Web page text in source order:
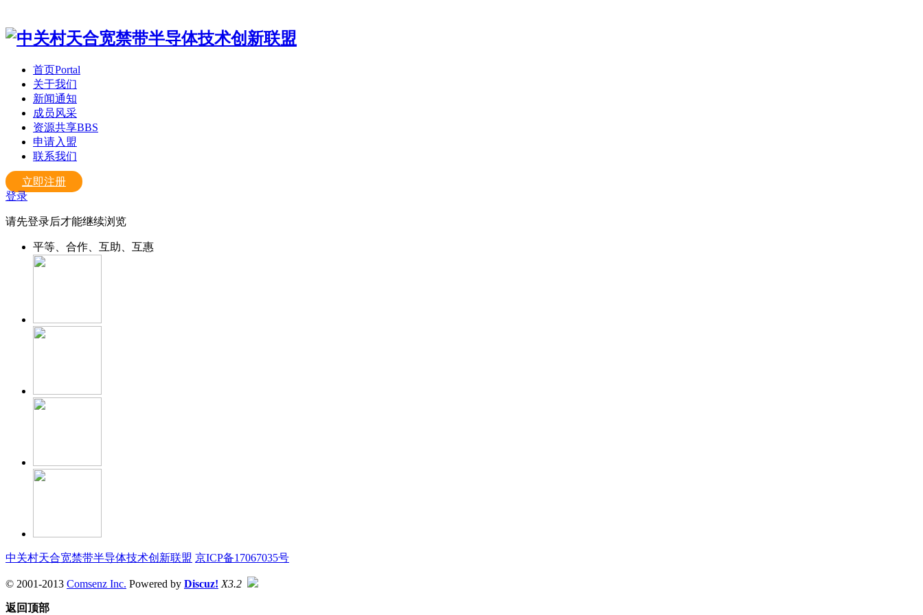
首页Portal
关于我们
新闻通知
成员风采
资源共享BBS
申请入盟
联系我们
立即注册
登录
请先登录后才能继续浏览
平等、合作、互助、互惠
中关村天合宽禁带半导体技术创新联盟 京ICP备17067035号
© 2001-2013 Comsenz Inc. Powered by Discuz! X3.2
返回顶部